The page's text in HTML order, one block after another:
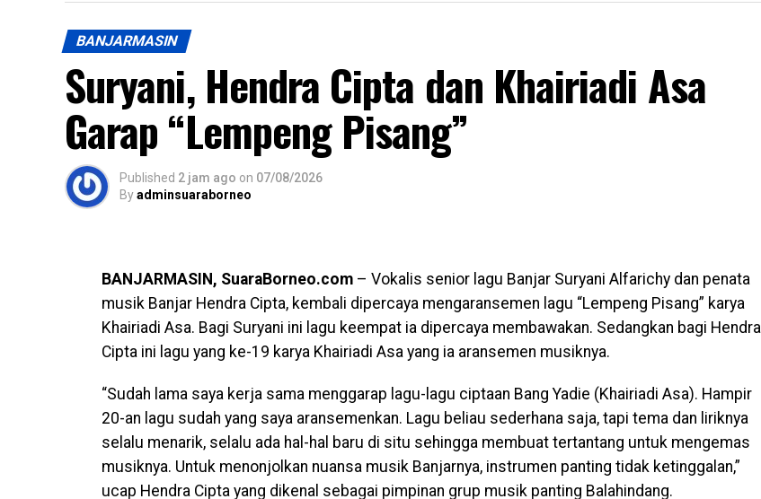
BANJARMASIN
Suryani, Hendra Cipta dan Khairiadi Asa
Garap “Lempeng Pisang”
Published 2 jam ago on 07/08/2026
Byadminsuaraborneo
BANJARMASIN, SuaraBorneo.com – Vokalis senior lagu Banjar Suryani Alfarichy dan penata
musik Banjar Hendra Cipta, kembali dipercaya mengaransemen lagu “Lempeng Pisang” karya
Khairiadi Asa. Bagi Suryani ini lagu keempat ia dipercaya membawakan. Sedangkan bagi Hendra
Cipta ini lagu yang ke-19 karya Khairiadi Asa yang ia aransemen musiknya.
“Sudah lama saya kerja sama menggarap lagu-lagu ciptaan Bang Yadie (Khairiadi Asa). Hampir
20-an lagu sudah yang saya aransemenkan. Lagu beliau sederhana saja, tapi tema dan liriknya
selalu menarik, selalu ada hal-hal baru di situ sehingga membuat tertantang untuk mengemas
musiknya. Untuk menonjolkan nuansa musik Banjarnya, instrumen panting tidak ketinggalan,”
ucap Hendra Cipta yang dikenal sebagai pimpinan grup musik panting Balahindang.